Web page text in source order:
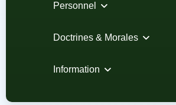
Personnel
Doctrines & Morales
Information